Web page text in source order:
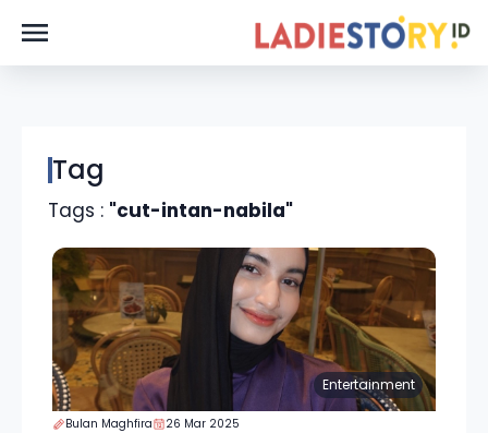
Tag
Tags : "cut-intan-nabila"
Entertainment
Bulan Maghfira 26 Mar 2025